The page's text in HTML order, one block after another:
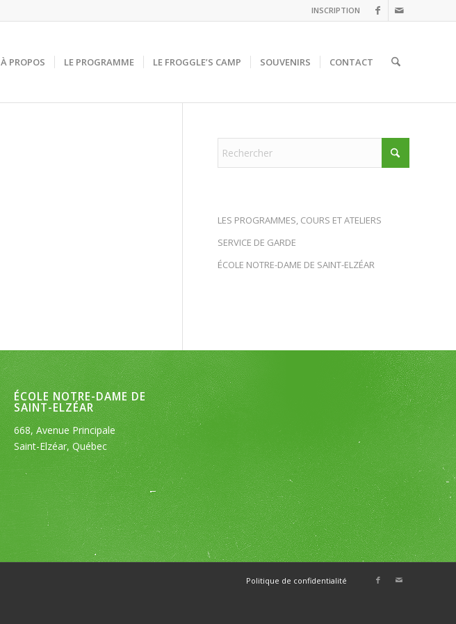
INSCRIPTION
À PROPOS LE PROGRAMME LE FROGGLE’S CAMP SOUVENIRS CONTACT
LES PROGRAMMES, COURS ET ATELIERS
SERVICE DE GARDE
ÉCOLE NOTRE-DAME DE SAINT-ELZÉAR
ÉCOLE NOTRE-DAME DE
SAINT-ELZÉAR
668, Avenue Principale
Saint-Elzéar, Québec
Politique de confidentialité